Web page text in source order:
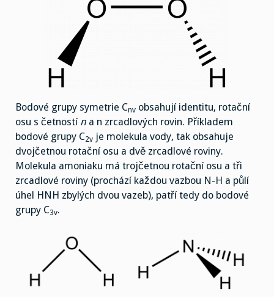
Bodové grupy symetrie Cnv obsahují identitu, rotační
osu s četností n a n zrcadlových rovin. Příkladem
bodové grupy C2v je molekula vody, tak obsahuje
dvojčetnou rotační osu a dvě zrcadlové roviny.
Molekula amoniaku má trojčetnou rotační osu a tři
zrcadlové roviny (prochází každou vazbou N-H a půlí
úhel HNH zbylých dvou vazeb), patří tedy do bodové
grupy C3v.